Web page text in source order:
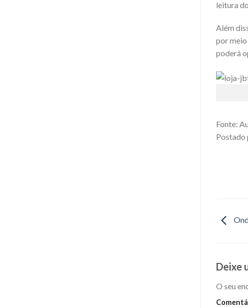
leitura
Além
por
poderá
Fonte:
Postado
Deixe
O seu